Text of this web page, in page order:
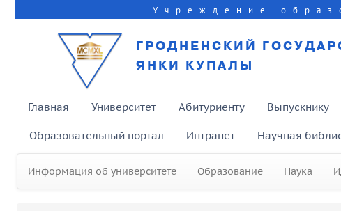
Учреждение
ГРОДНЕНСКИЙ
ЯНКИ КУПАЛЫ
Главная Университет Абитуриенту Выпускнику
Образовательный портал Интранет Научная
Информация об университете Образование Наука